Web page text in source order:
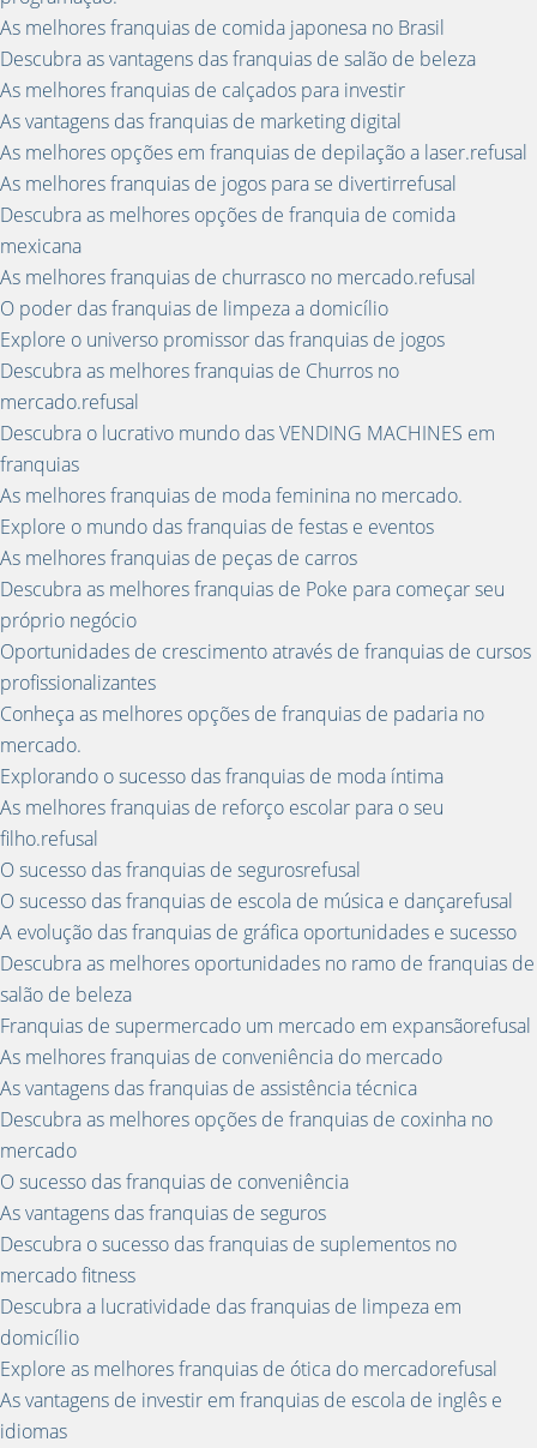
As melhores franquias de comida japonesa no Brasil
Descubra as vantagens das franquias de salão de beleza
As melhores franquias de calçados para investir
As vantagens das franquias de marketing digital
As melhores opções em franquias de depilação a laser.refusal
As melhores franquias de jogos para se divertirrefusal
Descubra as melhores opções de franquia de comida
mexicana
As melhores franquias de churrasco no mercado.refusal
O poder das franquias de limpeza a domicílio
Explore o universo promissor das franquias de jogos
Descubra as melhores franquias de Churros no
mercado.refusal
Descubra o lucrativo mundo das VENDING MACHINES em
franquias
As melhores franquias de moda feminina no mercado.
Explore o mundo das franquias de festas e eventos
As melhores franquias de peças de carros
Descubra as melhores franquias de Poke para começar seu
próprio negócio
Oportunidades de crescimento através de franquias de cursos
profissionalizantes
Conheça as melhores opções de franquias de padaria no
mercado.
Explorando o sucesso das franquias de moda íntima
As melhores franquias de reforço escolar para o seu
filho.refusal
O sucesso das franquias de segurosrefusal
O sucesso das franquias de escola de música e dançarefusal
A evolução das franquias de gráfica oportunidades e sucesso
Descubra as melhores oportunidades no ramo de franquias de
salão de beleza
Franquias de supermercado um mercado em expansãorefusal
As melhores franquias de conveniência do mercado
As vantagens das franquias de assistência técnica
Descubra as melhores opções de franquias de coxinha no
mercado
O sucesso das franquias de conveniência
As vantagens das franquias de seguros
Descubra o sucesso das franquias de suplementos no
mercado fitness
Descubra a lucratividade das franquias de limpeza em
domicílio
Explore as melhores franquias de ótica do mercadorefusal
As vantagens de investir em franquias de escola de inglês e
idiomas